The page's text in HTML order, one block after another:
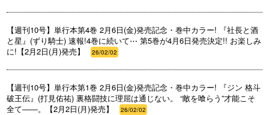
【週刊10号】単行本第4巻 2月6日(金)発売記念・巻中カラー! 『社長と酒
と星』(ずり騎士) 速報!4巻に続いて⋯ 第5巻が4月6日発売決定!! お楽しみ
に!【2月2日(月)発売】
26/02/02
【週刊10号】単行本第1巻 2月6日(金)発売記念・巻中カラー! 『ジン 格斗
破王伝』(打見佑祐) 裏格闘技に理屈は通じない。 “敵を喰らう”才能こそ
全て――。【2月2日(月)発売】
26/02/02